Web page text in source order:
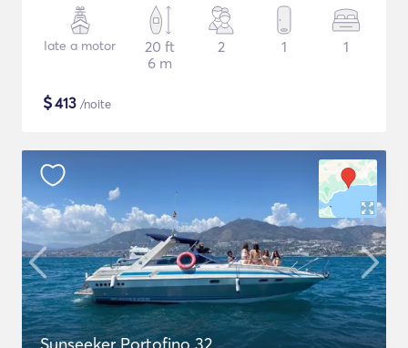
Iate a motor
20 ft
6 m
2 1 1
$413 /noite